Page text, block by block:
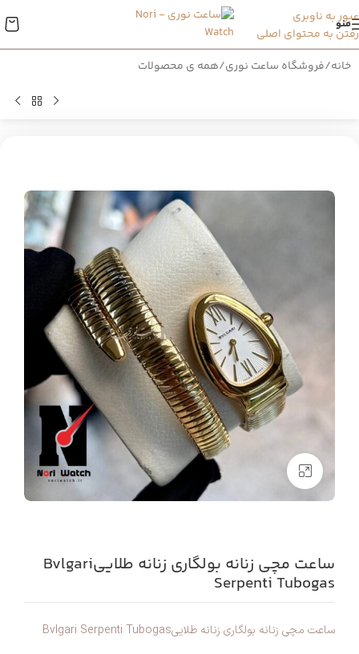
عبور به ناوبری
رفتن به محتوای اصلی
منو
خانه/فروشگاه ساعت نوری/همه ی محصولات
بزرگنمایی تصویر
ساعت مچی زنانه بولگاری زنانه طلاییBvlgari
Serpenti Tubogas
ساعت مچی زنانه بولگاری زنانه طلاییBvlgari Serpenti Tubogas